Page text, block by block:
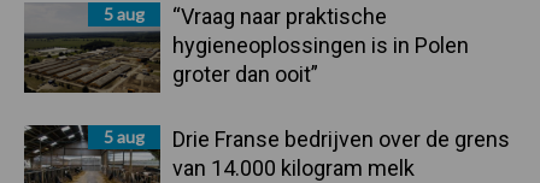
5 aug
“Vraag naar praktische
hygieneoplossingen is in Polen
groter dan ooit”
5 aug
Drie Franse bedrijven over de grens
van 14.000 kilogram melk